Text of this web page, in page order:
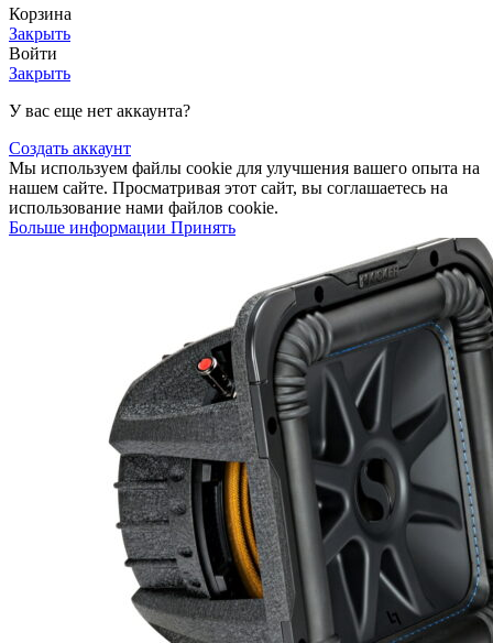
Корзина
Закрыть
Войти
Закрыть
У вас еще нет аккаунта?
Создать аккаунт
Мы используем файлы cookie для улучшения вашего опыта на
нашем сайте. Просматривая этот сайт, вы соглашаетесь на
использование нами файлов cookie.
Больше информации Принять